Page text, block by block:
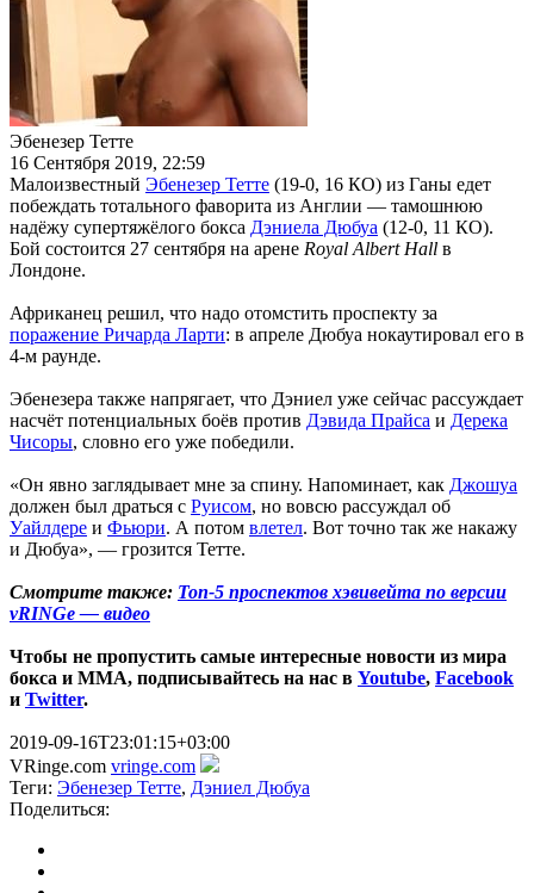
Эбенезер Тетте
16 Сентября 2019, 22:59
Малоизвестный Эбенезер Тетте (19-0, 16 КО) из Ганы едет
побеждать тотального фаворита из Англии — тамошнюю
надёжу супертяжёлого бокса Дэниела Дюбуа (12-0, 11 КО).
Бой состоится 27 сентября на арене Royal Albert Hall в
Лондоне.
Африканец решил, что надо отомстить проспекту за
поражение Ричарда Ларти: в апреле Дюбуа нокаутировал его в
4-м раунде.
Эбенезера также напрягает, что Дэниел уже сейчас рассуждает
насчёт потенциальных боёв против Дэвида Прайса и Дерека
Чисоры, словно его уже победили.
«Он явно заглядывает мне за спину. Напоминает, как Джошуа
должен был драться с Руисом, но вовсю рассуждал об
Уайлдере и Фьюри. А потом влетел. Вот точно так же накажу
и Дюбуа», — грозится Тетте.
Смотрите также: Топ-5 проспектов хэвивейта по версии
vRINGe — видео
Чтобы не пропустить самые интересные новости из мира
бокса и ММА, подписывайтесь на нас в Youtube, Facebook
и Twitter.
2019-09-16T23:01:15+03:00
VRinge.com vringe.com
Теги: Эбенезер Тетте, Дэниел Дюбуа
Поделиться: